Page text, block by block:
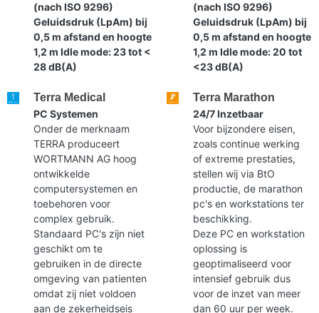
(nach ISO 9296)
Geluidsdruk (LpAm) bij
0,5 m afstand en hoogte
1,2 m Idle mode: 23 tot <
28 dB(A)
(nach ISO 9296)
Geluidsdruk (LpAm) bij
0,5 m afstand en hoogte
1,2 m Idle mode: 20 tot
<23 dB(A)
Terra Medical
PC Systemen
Onder de merknaam
TERRA produceert
WORTMANN AG hoog
ontwikkelde
computersystemen en
toebehoren voor
complex gebruik.
Standaard PC's zijn niet
geschikt om te
gebruiken in de directe
omgeving van patienten
omdat zij niet voldoen
aan de zekerheidseis
Terra Marathon
24/7 Inzetbaar
Voor bijzondere eisen,
zoals continue werking
of extreme prestaties,
stellen wij via BtO
productie, de marathon
pc's en workstations ter
beschikking.
Deze PC en workstation
oplossing is
geoptimaliseerd voor
intensief gebruik dus
voor de inzet van meer
dan 60 uur per week.